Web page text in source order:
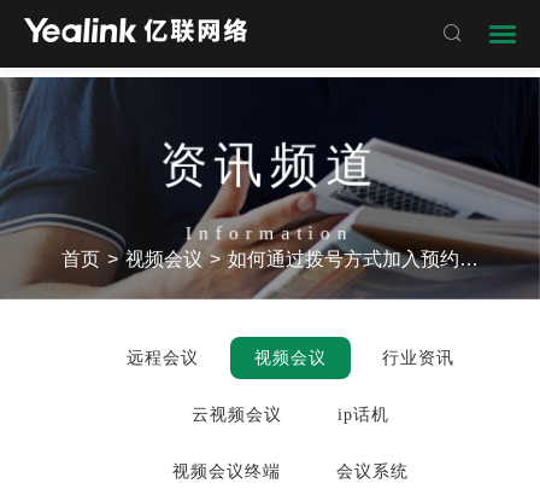

资讯频道
Information
首页 > 视频会议 > 如何通过拨号方式加入预约会议
远程会议 视频会议 行业资讯
云视频会议 ip话机
视频会议终端 会议系统